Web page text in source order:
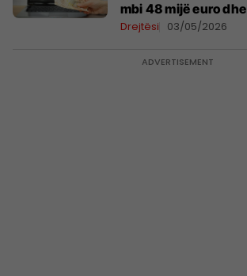
mbi 48 mijë euro
milionëshe
Drejtësi 03/05/2026